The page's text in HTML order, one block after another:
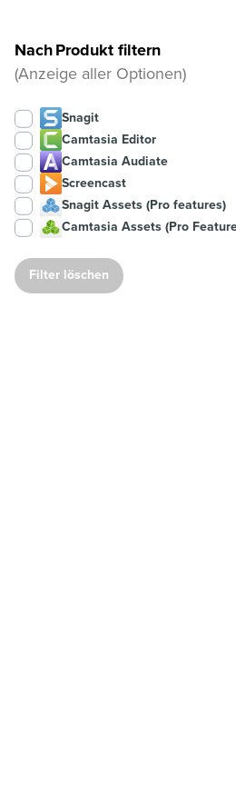
Nach Produkt filtern
(Anzeige aller Optionen)
Snagit
Camtasia Editor
Camtasia Audiate
Screencast
Snagit Assets (Pro features)
Camtasia Assets (Pro
Filter löschen